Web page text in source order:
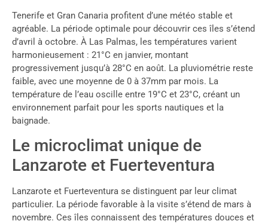
Tenerife et Gran Canaria profitent d’une météo stable et
agréable. La période optimale pour découvrir ces îles s’étend
d’avril à octobre. À Las Palmas, les températures varient
harmonieusement : 21°C en janvier, montant
progressivement jusqu’à 28°C en août. La pluviométrie reste
faible, avec une moyenne de 0 à 37mm par mois. La
température de l’eau oscille entre 19°C et 23°C, créant un
environnement parfait pour les sports nautiques et la
baignade.
Le microclimat unique de
Lanzarote et Fuerteventura
Lanzarote et Fuerteventura se distinguent par leur climat
particulier. La période favorable à la visite s’étend de mars à
novembre. Ces îles connaissent des températures douces et